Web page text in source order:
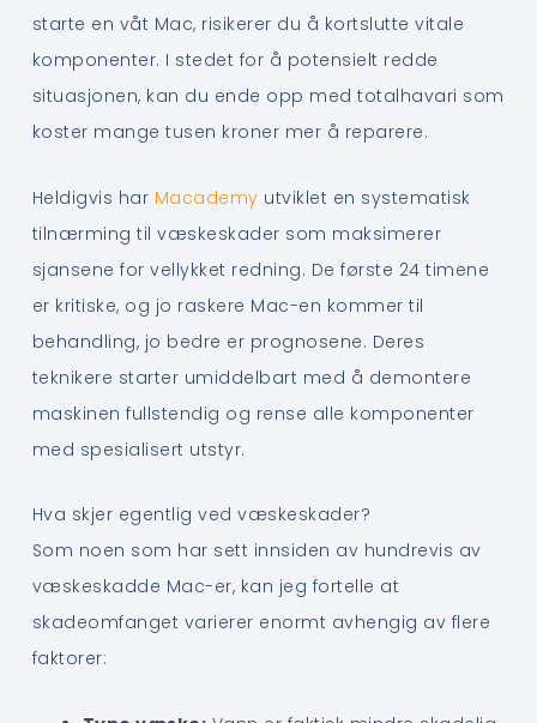
starte en våt Mac, risikerer du å kortslutte vitale
komponenter. I stedet for å potensielt redde
situasjonen, kan du ende opp med totalhavari som
koster mange tusen kroner mer å reparere.
Heldigvis har Macademy utviklet en systematisk
tilnærming til væskeskader som maksimerer
sjansene for vellykket redning. De første 24 timene
er kritiske, og jo raskere Mac-en kommer til
behandling, jo bedre er prognosene. Deres
teknikere starter umiddelbart med å demontere
maskinen fullstendig og rense alle komponenter
med spesialisert utstyr.
Hva skjer egentlig ved væskeskader?
Som noen som har sett innsiden av hundrevis av
væskeskadde Mac-er, kan jeg fortelle at
skadeomfanget varierer enormt avhengig av flere
faktorer: